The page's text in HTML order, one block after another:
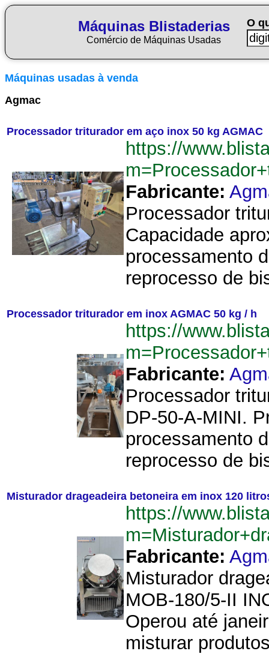
Máquinas Blistaderias
Comércio de Máquinas Usadas
O
Máquinas usadas à venda
Agmac
Processador triturador em aço inox 50 kg AGMAC
https://
Fabricante:
Processador
Capacidade
processamento
reprocesso de
Processador triturador em inox AGMAC 50 kg / h
https://
Fabricante:
Processador
DP-50-A-MINI.
processamento
reprocesso de
Misturador drageadeira betoneira em inox 120
https://
Fabricante:
Misturador
MOB-180/5-II
Operou até
misturar